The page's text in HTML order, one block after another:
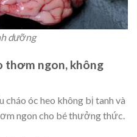
dưỡng
thơm ngon, không
cháo óc heo không bị tanh và
ngon cho bé thưởng thức.